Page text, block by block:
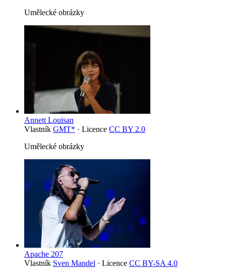
Umělecké obrázky
Annett Louisan
Vlastník GMT* · Licence CC BY 2.0
Umělecké obrázky
Apache 207
Vlastník Sven Mandel · Licence CC BY-SA 4.0